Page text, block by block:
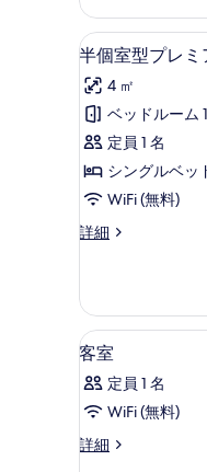
示
す
る
用
2
部
屋
禁
煙
の
す
べ
の
写
真
を
表
示
セ
ル
ル
ム
男
性
用
2
部
屋
禁
細
半
個
室
型
プ
レ
ア
キ
ャ
ビ
ン
男
性
7
半個室型プレ
4 ㎡
ベッドルーム
定員 1 名
シングルベッ
WiFi (無料)
詳細
半
プ
レ
ミ
ム
キ
ビ
客
室
の
べ
2
客室
定員 1 名
WiFi (無料)
詳細
客